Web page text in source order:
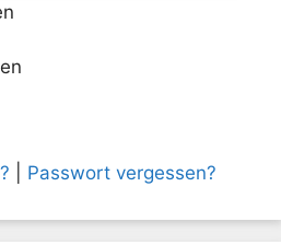
Passwort vergessen?